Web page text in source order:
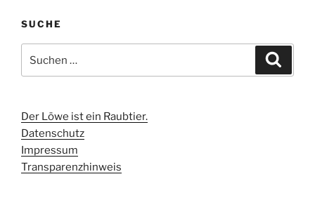
SUCHE
nach:
Der Löwe ist ein Raubtier.
Datenschutz
Impressum
Transparenzhinweis